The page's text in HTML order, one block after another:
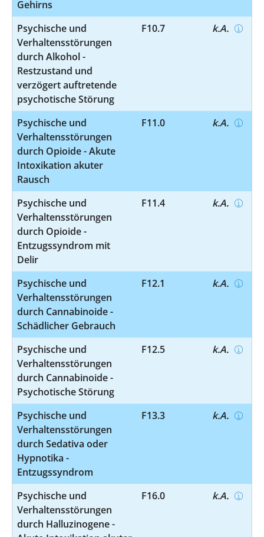
Gehirns
Psychische und
Verhaltensstörungen
durch Alkohol -
Restzustand und
verzögert auftretende
psychotische Störung
F10.7 k.A.
Psychische und
Verhaltensstörungen
durch Opioide - Akute
Intoxikation akuter
Rausch
F11.0 k.A.
Psychische und
Verhaltensstörungen
durch Opioide -
Entzugssyndrom mit
Delir
F11.4 k.A.
Psychische und
Verhaltensstörungen
durch Cannabinoide -
Schädlicher Gebrauch
F12.1 k.A.
Psychische und
Verhaltensstörungen
durch Cannabinoide -
Psychotische Störung
F12.5 k.A.
Psychische und
Verhaltensstörungen
durch Sedativa oder
Hypnotika -
Entzugssyndrom
F13.3 k.A.
Psychische und
Verhaltensstörungen
durch Halluzinogene -
F16.0 k.A.